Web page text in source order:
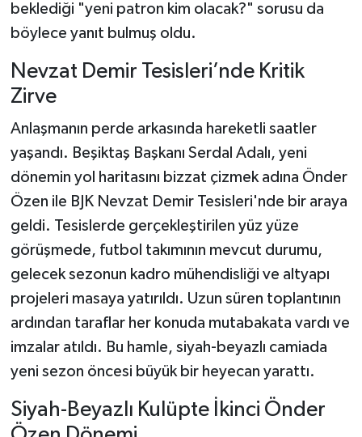
beklediği "yeni patron kim olacak?" sorusu da
böylece yanıt bulmuş oldu.
​Nevzat Demir Tesisleri’nde Kritik
Zirve
​Anlaşmanın perde arkasında hareketli saatler
yaşandı. Beşiktaş Başkanı Serdal Adalı, yeni
dönemin yol haritasını bizzat çizmek adına Önder
Özen ile BJK Nevzat Demir Tesisleri'nde bir araya
geldi. Tesislerde gerçekleştirilen yüz yüze
görüşmede, futbol takımının mevcut durumu,
gelecek sezonun kadro mühendisliği ve altyapı
projeleri masaya yatırıldı. Uzun süren toplantının
ardından taraflar her konuda mutabakata vardı ve
imzalar atıldı. Bu hamle, siyah-beyazlı camiada
yeni sezon öncesi büyük bir heyecan yarattı.
​Siyah-Beyazlı Kulüpte İkinci Önder